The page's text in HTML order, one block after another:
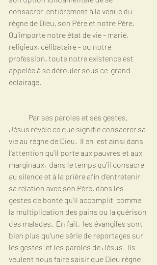
consacrer  entièrement à la venue du
règne de Dieu, son Père et notre Père.
Qu'importe notre état de vie - marié,
religieux, célibataire - ou notre
profession, toute notre existence est
appelée à se dérouler sous ce  grand
éclairage.
Jésus révèle ce que signifie consacrer sa
vie au règne de Dieu.  Il en  est ainsi dans
l'attention qu'il porte aux pauvres et aux
marginaux,  dans le temps qu'il consacre
au silence et à la prière afin d'entretenir
sa relation avec son Père, dans les
gestes de bonté qu'il accomplit  comme
la multiplication des pains ou la guérison
des malades.  En fait,  les évangiles sont
bien plus qu'une série de reportages sur
les gestes  et les paroles de Jésus.  Ils
veulent nous faire saisir que Dieu règne